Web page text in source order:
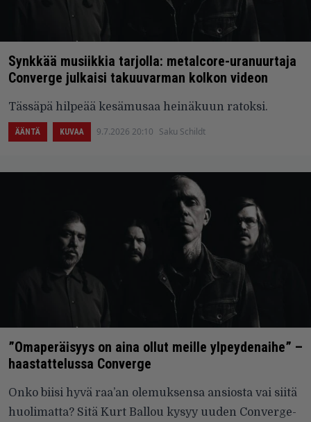
Synkkää musiikkia tarjolla: metalcore-uranuurtaja
Converge julkaisi takuuvarman kolkon videon
Tässäpä hilpeää kesämusaa heinäkuun ratoksi.
ÄÄNTÄ KUVAA 9.7.2026 20:10 Saku Schildt
”Omaperäisyys on aina ollut meille ylpeydenaihe” –
haastattelussa Converge
Onko biisi hyvä raa’an olemuksensa ansiosta vai siitä
huolimatta? Sitä Kurt Ballou kysyy uuden Converge-